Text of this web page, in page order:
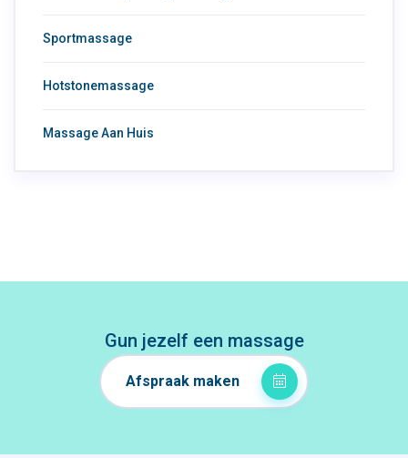
Sportmassage
Hotstonemassage
Massage Aan Huis
Gun jezelf een massage
Afspraak maken